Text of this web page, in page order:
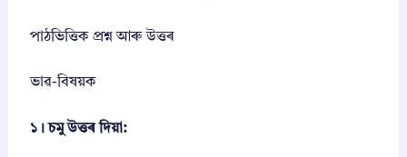
য়া
হি
য়
পাঠভিত্তিক প্রশ্ন আৰু উত্তৰ
ভাৱ-বিষয়ক
১। চমু উত্তৰ দিয়া: